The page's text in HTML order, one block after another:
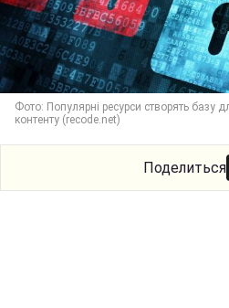
Фото: Популярні ресурси створять базу
контенту (recode.net)
Поделиться